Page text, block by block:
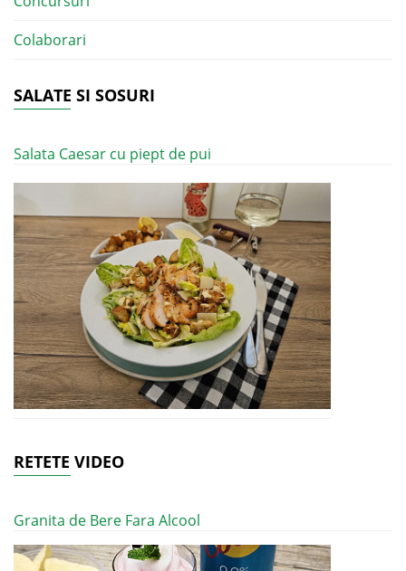
Colaborari
SALATE SI SOSURI
Salata Caesar cu piept de pui
RETETE VIDEO
Granita de Bere Fara Alcool